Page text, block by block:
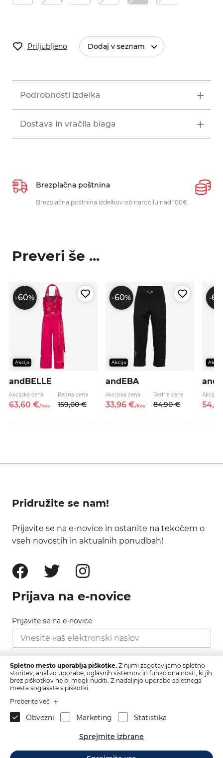
Priljubljeno Dodaj v seznam
Podrobnosti izdelka
Dostava in vračila blaga
Brezplačna poštnina
Brezplačna poštnina izdelkov ob naročilu nad 100€.
Preveri še ...
-60%
Akcija
andBELLE
Akcijska cena
63,60 €/kos
Redna cena
159,00 €
-60%
Akcija
andEBA
Akcijska cena
33,96 €/kos
Redna cena
84,90 €
-60
Akcija
54,
Pridružite se nam!
Prijavite se na e-novice in ostanite na tekočem o
vseh novostih in aktualnih ponudbah!
Prijava na e-novice
Prijavite se na e-novice
Strinjam se s pravilnikom zasebnosti, ki ga najdete
tukaj.
Spletno mesto uporablja piškotke. Z njimi zagotavljamo spletno
storitev, analizo uporabe, oglasnih sistemov in funkcionalnosti, ki jih
brez piškotkov ne bi mogli nuditi. Z nadaljnjo uporabo spletnega
mesta soglašate s piškotki.
Preberite več
Obvezni Marketing Statistika
Sprejmite izbrane